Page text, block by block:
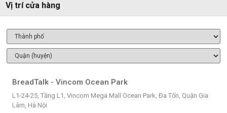
Vị trí cửa hàng
BreadTalk - Vincom Ocean Park
L1-24-25, Tầng L1, Vincom Mega Mall Ocean Park, Đa Tốn, Quận Gia
Lâm, Hà Nội